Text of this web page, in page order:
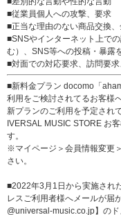
■従業員個人への攻撃、要求
■正当な理由のない商品交換
■SNSやインターネット上で
む）、SNS等への投稿・暴露
■対面での対応要求、訪問要
■新料金プラン docomo「
利用をご検討されてるお客様
新プランのご利用を予定され
IVERSAL MUSIC STORE お
す。
※マイページ＞会員情報変更
さい。
■2022年3月1日から実施され
レスご利用者様へメールが届
@universal-music.co.jp】のド